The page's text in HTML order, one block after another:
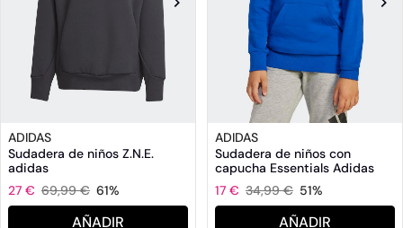
ADIDAS
Sudadera de niños Z.N.E.
adidas
27 € 69,99 € 61%
AÑADIR
ADIDAS
Sudadera de niños con
capucha Essentials Adidas
17 € 34,99 € 51%
AÑADIR